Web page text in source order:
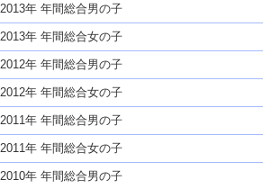
2013年 年間総合男の子
2013年 年間総合女の子
2012年 年間総合男の子
2012年 年間総合女の子
2011年 年間総合男の子
2011年 年間総合女の子
2010年 年間総合男の子